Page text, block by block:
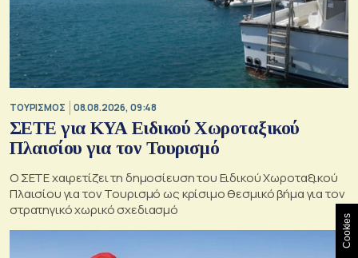
ΤΟΥΡΙΣΜΟΣ 08.08.2026, 09:48
ΣΕΤΕ για ΚΥΑ Ειδικού Χωροταξικού
Πλαισίου για τον Τουρισμό
Ο ΣΕΤΕ χαιρετίζει τη δημοσίευση του Ειδικού Χωροταξικού
Πλαισίου για τον Τουρισμό ως κρίσιμο θεσμικό βήμα για τον
στρατηγικό χωρικό σχεδιασμό
Cookies